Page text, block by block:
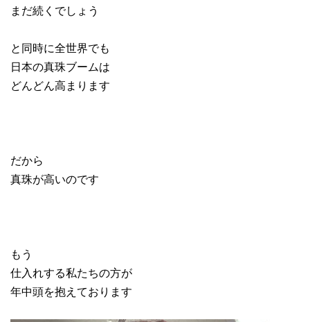
まだ続くでしょう
と同時に全世界でも
日本の真珠ブームは
どんどん高まります
だから
真珠が高いのです
もう
仕入れする私たちの方が
年中頭を抱えております